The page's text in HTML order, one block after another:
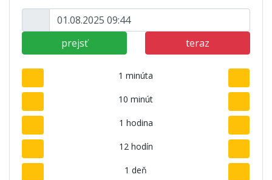
prejsť teraz
1 minúta
10 minút
1 hodina
12 hodín
1 deň